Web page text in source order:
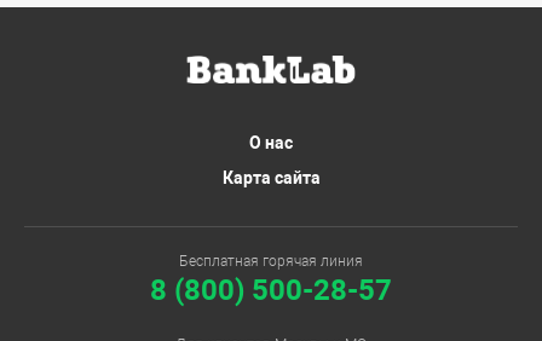
О нас
Карта сайта
Бесплатная горячая линия
8 (800) 500-28-57